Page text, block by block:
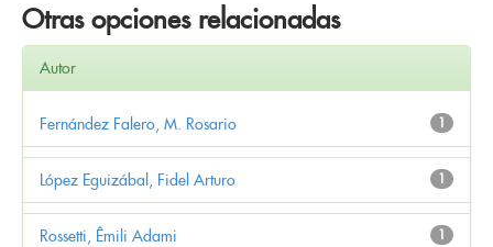
Otras opciones relacionadas
Autor
1
Fernández Falero, M. Rosario
1
López Eguizábal, Fidel Arturo
1
Rossetti, Êmili Adami